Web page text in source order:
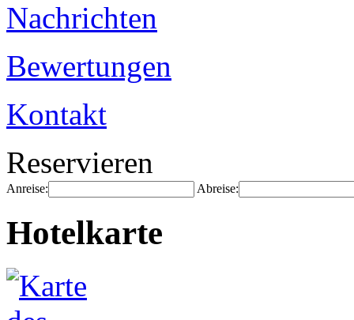
Nachrichten
Bewertungen
Kontakt
Reservieren
Anreise: Abreise:
Hotelkarte